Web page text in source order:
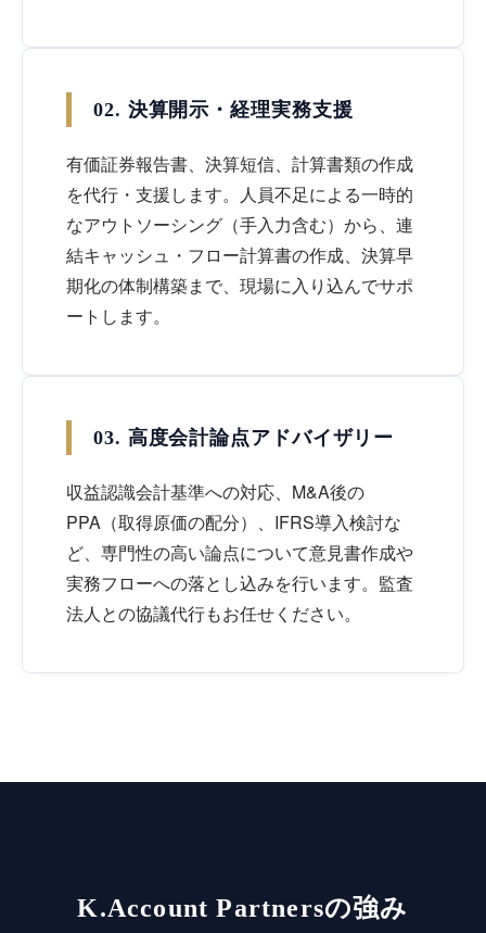
02. 決算開示・経理実務支援
有価証券報告書、決算短信、計算書類の作成
を代行・支援します。人員不足による一時的
なアウトソーシング（手入力含む）から、連
結キャッシュ・フロー計算書の作成、決算早
期化の体制構築まで、現場に入り込んでサポ
ートします。
03. 高度会計論点アドバイザリー
収益認識会計基準への対応、M&A後の
PPA（取得原価の配分）、IFRS導入検討な
ど、専門性の高い論点について意見書作成や
実務フローへの落とし込みを行います。監査
法人との協議代行もお任せください。
K.Account Partnersの強み